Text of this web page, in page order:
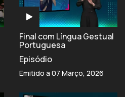
Final com Língua Gestual
Portuguesa
Episódio
Emitido a 07 Março, 2026